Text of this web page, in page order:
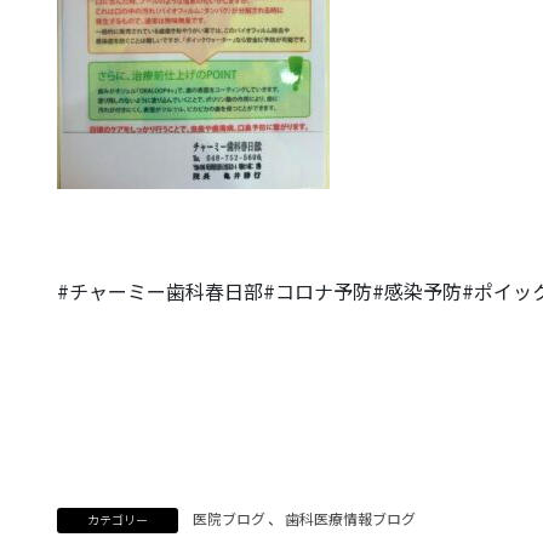
#チャーミー歯科春日部#コロナ予防#感染予防#ポイッ
カテゴリー 医院ブログ、 歯科医療情報ブログ